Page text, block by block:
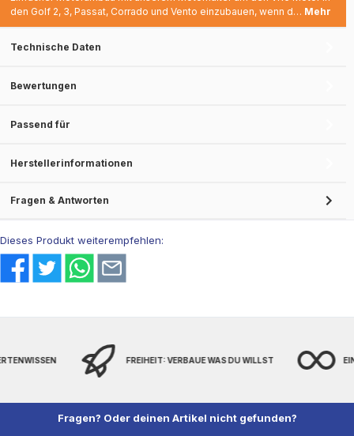
den Golf 2, 3, Passat, Corrado und Vento einzubauen, wenn d… Mehr
Technische Daten
Bewertungen
Passend für
Herstellerinformationen
Fragen & Antworten
Dieses Produkt weiterempfehlen:
FREIHEIT: VERBAUE WAS DU WILLST
Fragen? Oder deinen Artikel nicht gefunden?